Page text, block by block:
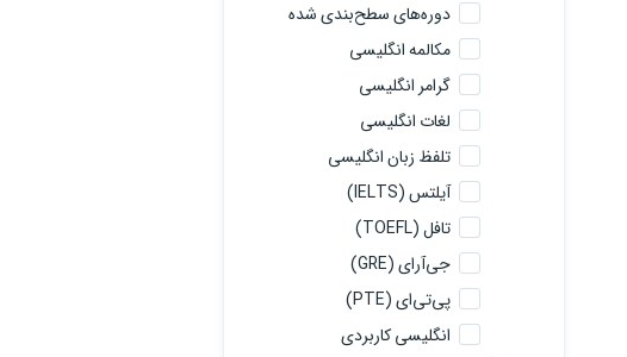
دوره‌های سطح‌بندی شده
مکالمه انگلیسی
گرامر انگلیسی
لغات انگلیسی
تلفظ زبان انگلیسی
آیلتس (IELTS)
تافل (TOEFL)
جی‌آرای (GRE)
پی‌تی‌ای (PTE)
انگلیسی کاربردی